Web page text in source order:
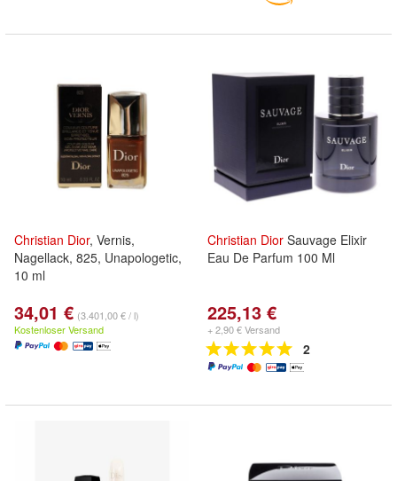
Christian Dior, Vernis,
Nagellack, 825, Unapologetic,
10 ml
34,01 € (3.401,00 € / l)
Kostenloser Versand
Christian Dior Sauvage Elixir
Eau De Parfum 100 Ml
225,13 €
+ 2,90 € Versand
2